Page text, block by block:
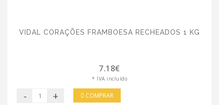
VIDAL CORAÇÕES FRAMBOESA RECHEADOS 1 KG
7.18€
* IVA incluído
- + COMPRAR